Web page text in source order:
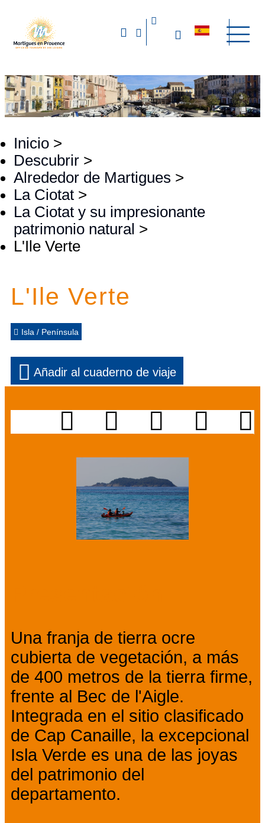
Inicio >
Descubrir >
Alrededor de Martigues >
La Ciotat >
La Ciotat y su impresionante
patrimonio natural >
L'Ile Verte
L'Ile Verte
Isla / Península
Añadir al cuaderno de viaje
Una franja de tierra ocre
cubierta de vegetación, a más
de 400 metros de la tierra firme,
frente al Bec de l'Aigle.
Integrada en el sitio clasificado
de Cap Canaille, la excepcional
Isla Verde es una de las joyas
del patrimonio del
departamento.